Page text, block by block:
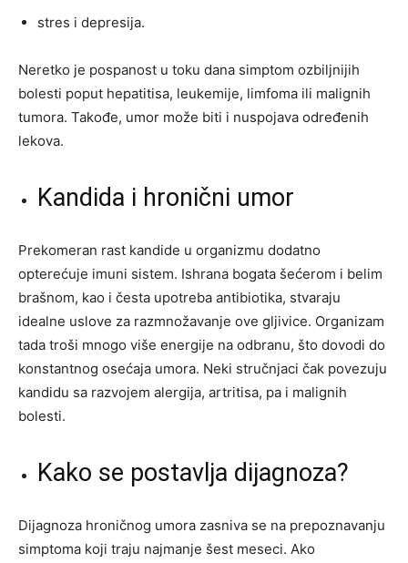
stres i depresija.
Neretko je pospanost u toku dana simptom ozbiljnijih
bolesti poput hepatitisa, leukemije, limfoma ili malignih
tumora. Takođe, umor može biti i nuspojava određenih
lekova.
Kandida i hronični umor
Prekomeran rast kandide u organizmu dodatno
opterećuje imuni sistem. Ishrana bogata šećerom i belim
brašnom, kao i česta upotreba antibiotika, stvaraju
idealne uslove za razmnožavanje ove gljivice. Organizam
tada troši mnogo više energije na odbranu, što dovodi do
konstantnog osećaja umora. Neki stručnjaci čak povezuju
kandidu sa razvojem alergija, artritisa, pa i malignih
bolesti.
Kako se postavlja dijagnoza?
Dijagnoza hroničnog umora zasniva se na prepoznavanju
simptoma koji traju najmanje šest meseci. Ako